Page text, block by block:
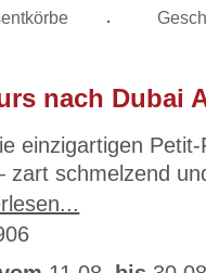
.
nach Dubai
einzigartigen
zart schmelzend
Kombination